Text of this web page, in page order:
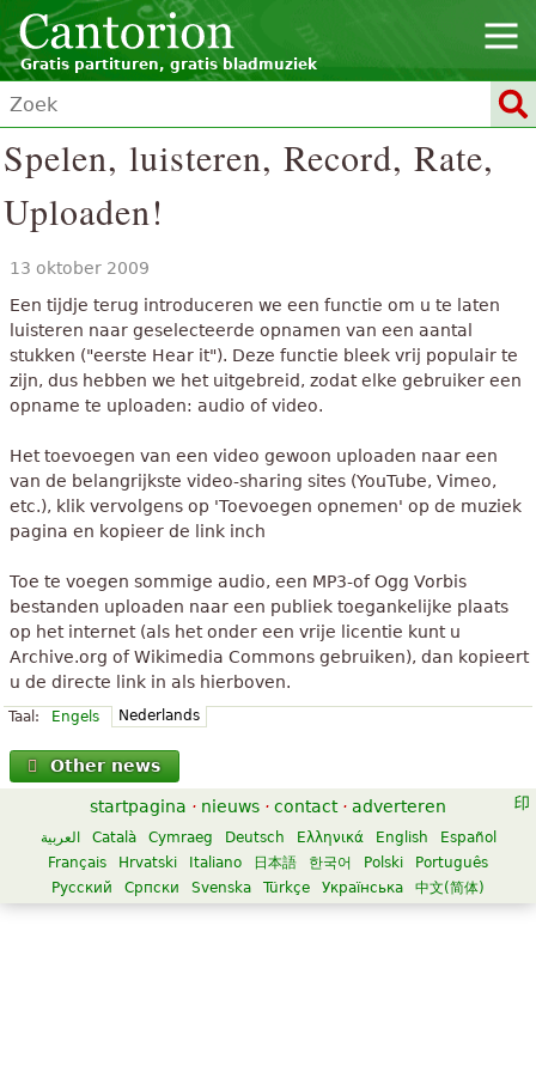
Gratis partituren, gratis bladmuziek
Spelen, luisteren, Record, Rate,
Uploaden!
13 oktober 2009
Een tijdje terug introduceren we een functie om u te laten
luisteren naar geselecteerde opnamen van een aantal
stukken ("eerste Hear it"). Deze functie bleek vrij populair te
zijn, dus hebben we het uitgebreid, zodat elke gebruiker een
opname te uploaden: audio of video.
Het toevoegen van een video gewoon uploaden naar een
van de belangrijkste video-sharing sites (YouTube, Vimeo,
etc.), klik vervolgens op 'Toevoegen opnemen' op de muziek
pagina en kopieer de link inch
Toe te voegen sommige audio, een MP3-of Ogg Vorbis
bestanden uploaden naar een publiek toegankelijke plaats
op het internet (als het onder een vrije licentie kunt u
Archive.org of Wikimedia Commons gebruiken), dan kopieert
u de directe link in als hierboven.
Taal: Engels Nederlands
Other news
startpagina · nieuws · contact · adverteren
العربية Català Cymraeg Deutsch Ελληνικά English
Español
Français
Hrvatski Italiano 日本語 한국어 Polski
Português
Русский
Српски Svenska Türkçe Українська 中文(简体)